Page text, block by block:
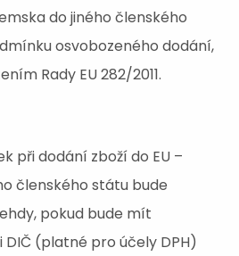
do jiného členského
osvobozeného dodání,
Rady EU 282/2011.
při dodání zboží do EU –
členského státu bude
pokud bude mít
(platné pro účely DPH)